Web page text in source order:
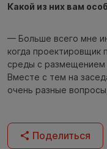
Какой из них вам
— Больше всего мне
когда проектировщик
среды с размещением
Вместе с тем на
очень разные
Поделиться